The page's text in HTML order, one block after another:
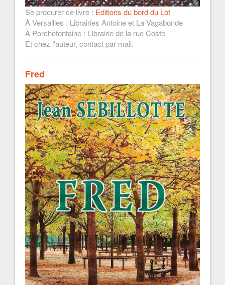
Se procurer ce livre : Editions du bord du Lot
À Versailles : Librairies Antoine et La Vagabonde
À Porchefontaine : LIbrairie de la rue Coste
Et chez l'auteur, contact par mail.
Fred